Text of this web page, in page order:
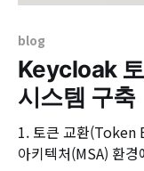
blog
Keycloak
시스템 구축
1. 토큰 교환(Token
아키텍처(MSA) 환